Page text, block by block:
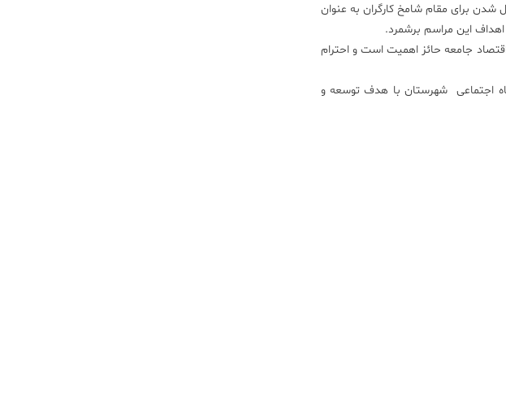
شدن برای مقام شامخ کارگران به عنوان
اهداف این مراسم برشمرد.
اقتصاد جامعه حائز اهمیت است و احترام
اجتماعی شهرستان با هدف توسعه و